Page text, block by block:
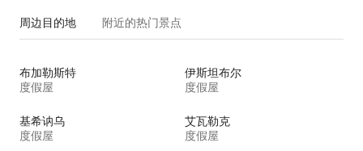
周边目的地 附近的热门景点
布加勒斯特
度假屋
伊斯坦布尔
度假屋
基希讷乌
度假屋
艾瓦勒克
度假屋